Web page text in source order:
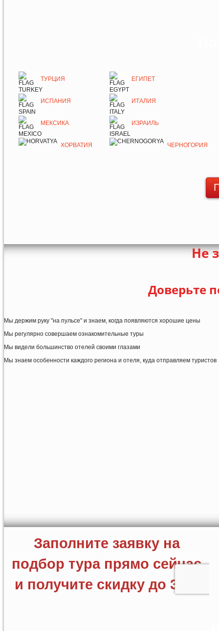
ТУРЦИЯ ЕГИПЕТ
ИСПАНИЯ ИТАЛИЯ
МЕКСИКА ИЗРАИЛЬ
ХОРВАТИЯ ЧЕРНОГОРИЯ
Не
Доверьте
Мы держим руку "на пульсе" и знаем, когда появляются хорошие цены
Мы регулярно совершаем ознакомительные туры
Мы видели большинство отелей своими глазами
Мы знаем особенности каждого региона и отеля, куда отправляем туристов